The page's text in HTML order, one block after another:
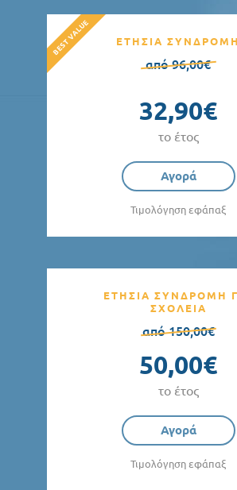
ΕΤΗΣΙΑ ΣΥΝΔΡΟΜΗ
από 96,00€
32,90€
το έτος
Αγορά
Τιμολόγηση εφάπαξ
ΕΤΗΣΙΑ ΣΥΝΔΡΟΜΗ
ΣΧΟΛΕΙΑ
από 150,00€
50,00€
το έτος
Αγορά
Τιμολόγηση εφάπαξ